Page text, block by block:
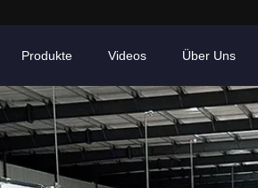
Produkte Videos Über Uns